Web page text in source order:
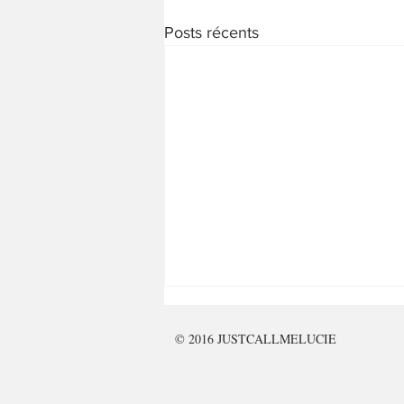
Posts récents
© 2016 JUSTCALLMELUCIE